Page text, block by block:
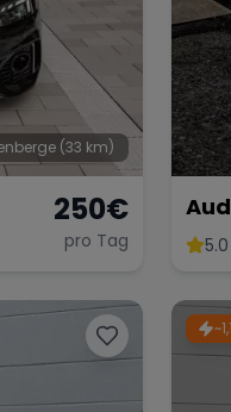
(33 km)
250€
pro Tag